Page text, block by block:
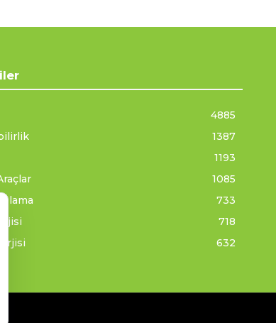
4885
1387
1193
1085
733
718
632